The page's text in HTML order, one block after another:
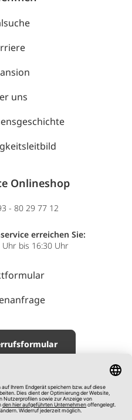
uns
Onlineshop
- 80 29 77 12
erreichen Sie:
Uhr bis 16:30 Uhr